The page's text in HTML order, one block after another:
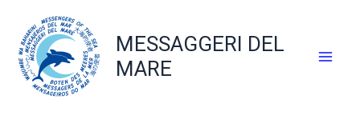
contenuto
MESSAGGERI DEL
MARE